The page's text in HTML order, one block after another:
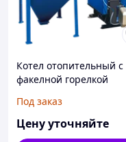
Котел отопительный с
факелной горелкой
16, 22 kW
Под заказ
Цену уточняйте